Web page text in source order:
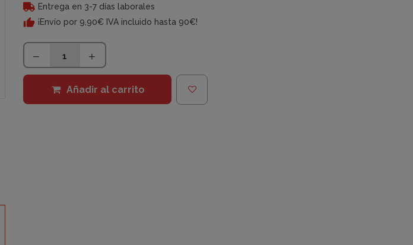
Entrega en 3-7 días laborales
¡Envío por 9,90€ IVA incluido hasta 90€!
Añadir al carrito